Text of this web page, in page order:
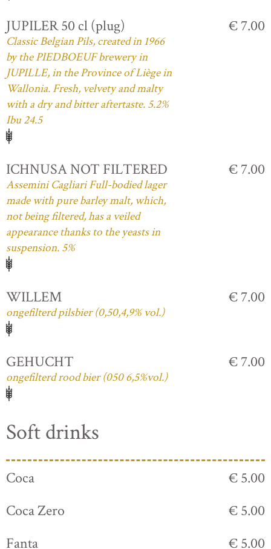
JUPILER 50 cl (plug)
Classic Belgian Pils, created in 1966
by the PIEDBOEUF brewery in
JUPILLE, in the Province of Liège in
Wallonia. Fresh, velvety and malty
with a dry and bitter aftertaste. 5.2%
Ibu 24.5
€ 7.00
ICHNUSA NOT FILTERED
Assemini Cagliari Full-bodied lager
made with pure barley malt, which,
not being filtered, has a veiled
appearance thanks to the yeasts in
suspension. 5%
€ 7.00
WILLEM
ongefilterd pilsbier (0,50,4,9% vol.)
€ 7.00
GEHUCHT
ongefilterd rood bier (050 6,5%vol.)
€ 7.00
Soft drinks
Coca
€ 5.00
Coca Zero
€ 5.00
Fanta
€ 5.00